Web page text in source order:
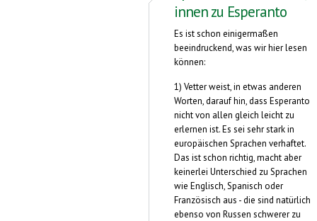
innen zu Esperanto
Es ist schon einigermaßen
beeindruckend, was wir hier lesen
können:
1) Vetter weist, in etwas anderen
Worten, darauf hin, dass Esperanto
nicht von allen gleich leicht zu
erlernen ist. Es sei sehr stark in
europäischen Sprachen verhaftet.
Das ist schon richtig, macht aber
keinerlei Unterschied zu Sprachen
wie Englisch, Spanisch oder
Französisch aus - die sind natürlich
ebenso von Russen schwerer zu